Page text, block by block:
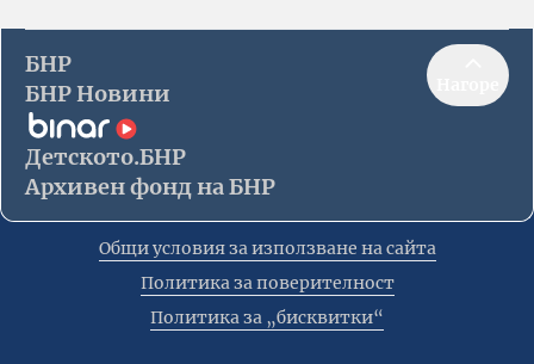
БНР
БНР Новини
Детското.БНР
Архивен фонд на БНР
Общи условия за използване на сайта
Политика за поверителност
Политика за „бисквитки“